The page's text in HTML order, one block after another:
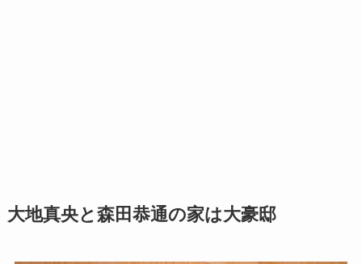
大地真央と森田恭通の家は大豪邸